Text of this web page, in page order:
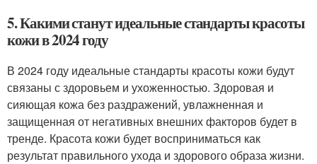
5. Какими станут идеальные стандарты красоты
кожи в 2024 году
В 2024 году идеальные стандарты красоты кожи будут
связаны с здоровьем и ухоженностью. Здоровая и
сияющая кожа без раздражений, увлажненная и
защищенная от негативных внешних факторов будет в
тренде. Красота кожи будет восприниматься как
результат правильного ухода и здорового образа жизни.